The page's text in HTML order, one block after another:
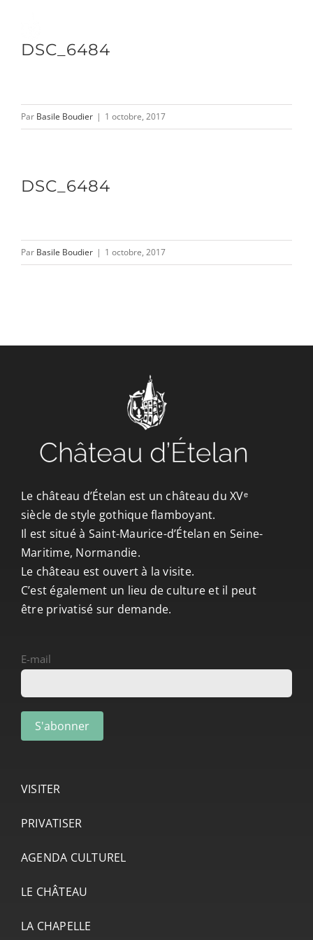
contenu
L’ASSOCIATION
DSC_6484
Par Basile Boudier | 1 octobre, 2017
DSC_6484
Par Basile Boudier | 1 octobre, 2017
Le château d’Ételan est un château du XVᵉ
siècle de style gothique flamboyant.
Il est situé à Saint-Maurice-d’Ételan en Seine-
Maritime, Normandie.
Le château est ouvert à la visite.
C’est également un lieu de culture et il peut
être privatisé sur demande.
E-mail
VISITER
PRIVATISER
AGENDA CULTUREL
LE CHÂTEAU
LA CHAPELLE